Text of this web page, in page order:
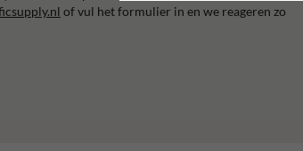
of vul het formulier in en we reageren zo